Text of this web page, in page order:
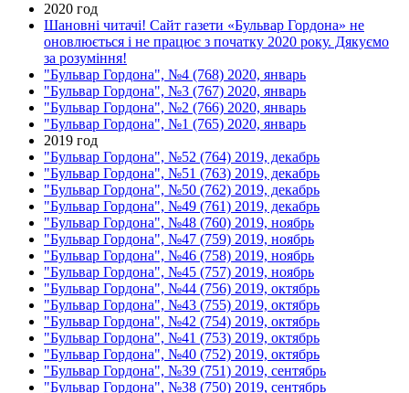
2020 год
Шановні читачі! Сайт газети «Бульвар Гордона» не
оновлюється і не працює з початку 2020 року. Дякуємо
за розуміння!
"Бульвар Гордона", №4 (768) 2020, январь
"Бульвар Гордона", №3 (767) 2020, январь
"Бульвар Гордона", №2 (766) 2020, январь
"Бульвар Гордона", №1 (765) 2020, январь
2019 год
"Бульвар Гордона", №52 (764) 2019, декабрь
"Бульвар Гордона", №51 (763) 2019, декабрь
"Бульвар Гордона", №50 (762) 2019, декабрь
"Бульвар Гордона", №49 (761) 2019, декабрь
"Бульвар Гордона", №48 (760) 2019, ноябрь
"Бульвар Гордона", №47 (759) 2019, ноябрь
"Бульвар Гордона", №46 (758) 2019, ноябрь
"Бульвар Гордона", №45 (757) 2019, ноябрь
"Бульвар Гордона", №44 (756) 2019, октябрь
"Бульвар Гордона", №43 (755) 2019, октябрь
"Бульвар Гордона", №42 (754) 2019, октябрь
"Бульвар Гордона", №41 (753) 2019, октябрь
"Бульвар Гордона", №40 (752) 2019, октябрь
"Бульвар Гордона", №39 (751) 2019, сентябрь
"Бульвар Гордона", №38 (750) 2019, сентябрь